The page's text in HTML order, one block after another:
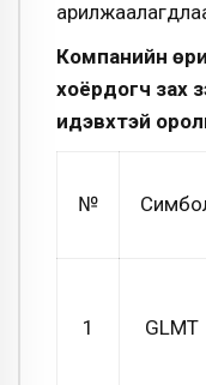
Компанийн
хоёрдогч зах
идэвхтэй
№
1 GLMT